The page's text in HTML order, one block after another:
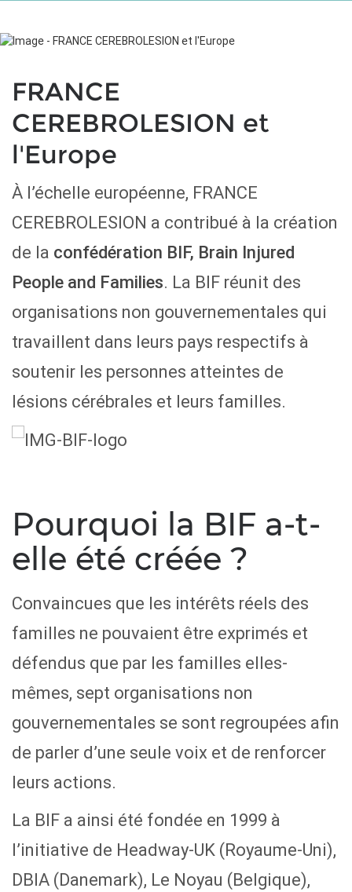
FRANCE
CEREBROLESION et
l'Europe
À l’échelle européenne, FRANCE
CEREBROLESION a contribué à la création
de la confédération BIF, Brain Injured
People and Families. La BIF réunit des
organisations non gouvernementales qui
travaillent dans leurs pays respectifs à
soutenir les personnes atteintes de
lésions cérébrales et leurs familles.
Pourquoi la BIF a-t-
elle été créée ?
Convaincues que les intérêts réels des
familles ne pouvaient être exprimés et
défendus que par les familles elles-
mêmes, sept organisations non
gouvernementales se sont regroupées afin
de parler d’une seule voix et de renforcer
leurs actions.
La BIF a ainsi été fondée en 1999 à
l’initiative de Headway-UK (Royaume-Uni),
DBIA (Danemark), Le Noyau (Belgique),